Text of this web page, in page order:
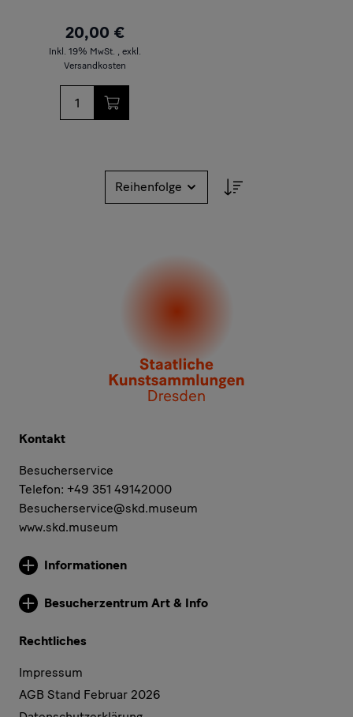
20,00 €
Inkl. 19% MwSt. , exkl.
Versandkosten
Sortieren nach
Kontakt
Besucherservice
Telefon: +49 351 49142000
Besucherservice@skd.museum
www.skd.museum
Weitere Informationen
Informationen
Weitere Informationen
Besucherzentrum Art & Info
Rechtliches
Impressum
AGB Stand Februar 2026